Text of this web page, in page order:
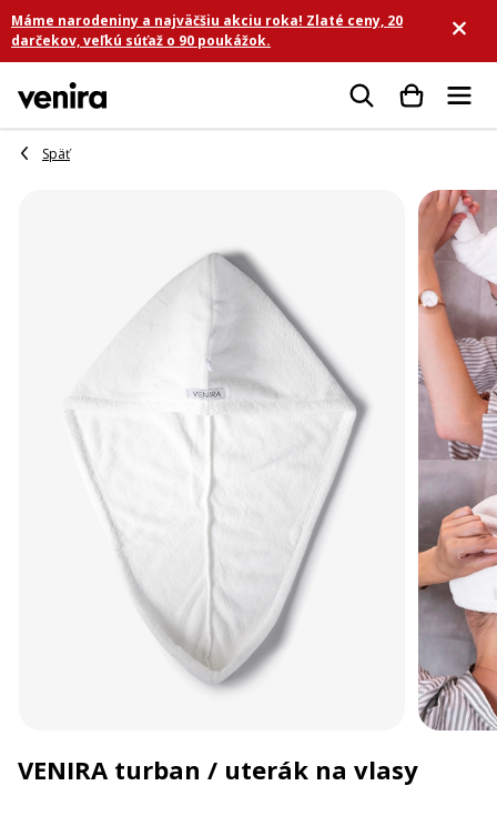
Prejsť
na
obsah
Máme narodeniny a najväčšiu akciu roka! Zlaté ceny, 20
darčekov, veľkú súťaž o 90 poukážok.
Hľadať
VENIRA turban / uterák na vlasy